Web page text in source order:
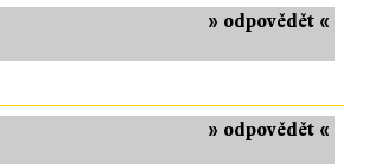
» odpovědět «
» odpovědět «